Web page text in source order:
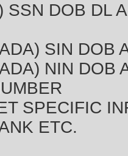
SSN DOB DL
SIN DOB
NIN DOB
SPECIFIC
ETC.